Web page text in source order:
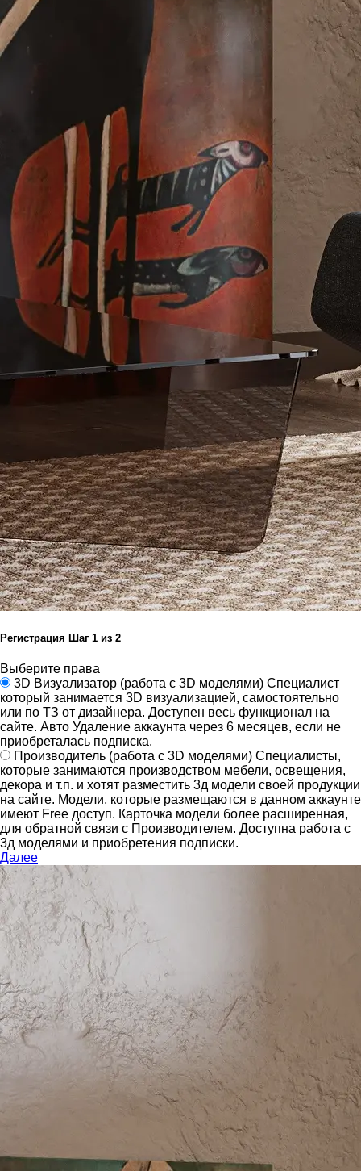
Регистрация Шаг 1 из 2
Выберите права
3D Визуализатор (работа с 3D моделями) Специалист
который занимается 3D визуализацией, самостоятельно
или по ТЗ от дизайнера. Доступен весь функционал на
сайте. Авто Удаление аккаунта через 6 месяцев, если не
приобреталась подписка.
Производитель (работа с 3D моделями) Специалисты,
которые занимаются производством мебели, освещения,
декора и т.п. и хотят разместить 3д модели своей продукции
на сайте. Модели, которые размещаются в данном аккаунте
имеют Free доступ. Карточка модели более расширенная,
для обратной связи с Производителем. Доступна работа с
3д моделями и приобретения подписки.
Далее